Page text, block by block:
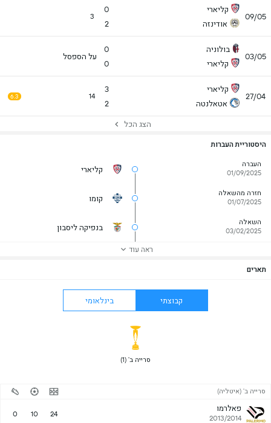
09/05
קליארי
אודינזה
0
2
3
03/05
בולוניה
קליארי
0
0
על הספסל
27/04
קליארי
אטאלנטה
3
2
14
6.3
הצג הכל
היסטוריית העברות
העברה
01/09/2025
קליארי
חזרה מהשאלה
01/07/2025
קומו
השאלה
03/02/2025
בנפיקה ליסבון
ראה עוד
תארים
קבוצתי בינלאומי
סרייה ב' (1)
סרייה ב' (איטליה)
פאלרמו
2013/2014
24
10
0